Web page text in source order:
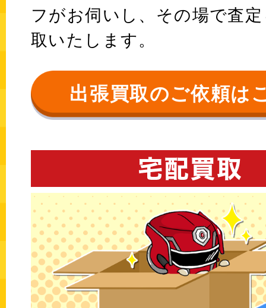
フがお伺いし、その場で査
取いたします。
出張買取のご依頼は